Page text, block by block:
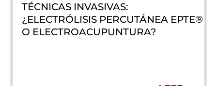
TÉCNICAS INVASIVAS:
¿ELECTRÓLISIS PERCUTÁNEA EPTE®
O ELECTROACUPUNTURA?